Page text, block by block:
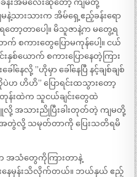
န်းအိမ်လေးဆိုတော့ ကျမတို့
နဲ့သားသားက အိမ်ရှေ့ဧည့်ခန်းရော
တော့တာပေါ့။ မိသူဇာနဲ့က မတွေ့ရ
စကားတွေပြောမကုန်ပေါ့။ ငယ်
နှစ်ယောက် စကားပြောနေတဲ့ကြား
ေလို့ ”ဟိုမှာ ခေါ်နေပြီ နင့်ချစ်ချစ်
ဟိဟိ” ပြောရင်းထသွားတော့
တုန်းထဲက သူငယ်ချင်းတွေထဲ
ြူလို့ အသားညိုပြီးခါးတုတ်တဲ့ ကျမတို့
အတွဲလို့ သမုတ်တာကို ပြေးသတိရမိ
က အသံတွေကိုကြားတာနဲ့
နေမှန်းသိလိုက်တယ်။ ဘယ်နှယ် ဧည့်